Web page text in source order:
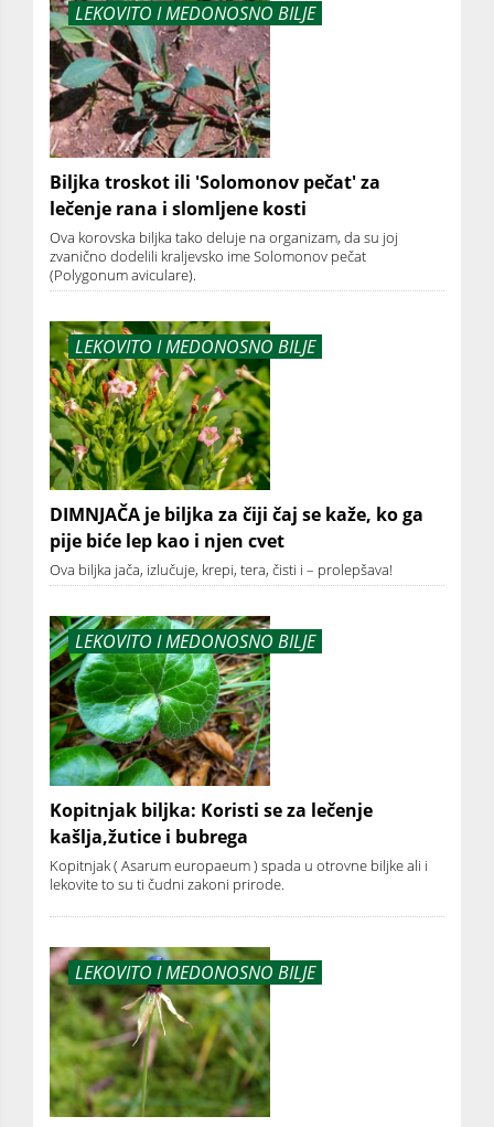
LEKOVITO I MEDONOSNO BILJE
Biljka troskot ili 'Solomonov pečat' za
lečenje rana i slomljene kosti
Ova korovska biljka tako deluje na organizam, da su joj
zvanično dodelili kraljevsko ime Solomonov pečat
(Polygonum aviculare).
LEKOVITO I MEDONOSNO BILJE
DIMNJAČA je biljka za čiji čaj se kaže, ko ga
pije biće lep kao i njen cvet
Ova biljka jača, izlučuje, krepi, tera, čisti i – prolepšava!
LEKOVITO I MEDONOSNO BILJE
Kopitnjak biljka: Koristi se za lečenje
kašlja,žutice i bubrega
Kopitnjak ( Asarum europaeum ) spada u otrovne biljke ali i
lekovite to su ti čudni zakoni prirode.
LEKOVITO I MEDONOSNO BILJE